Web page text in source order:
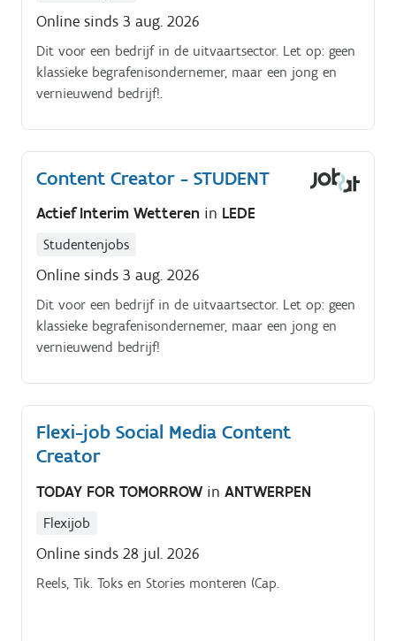
Online sinds 3 aug. 2026
Dit voor een bedrijf in de uitvaartsector. Let op: geen
klassieke begrafenisondernemer, maar een jong en
vernieuwend bedrijf!.
Content Creator - STUDENT
Actief Interim Wetteren in LEDE
Studentenjobs
Online sinds 3 aug. 2026
Dit voor een bedrijf in de uitvaartsector. Let op: geen
klassieke begrafenisondernemer, maar een jong en
vernieuwend bedrijf!
Flexi-job Social Media Content
Creator
TODAY FOR TOMORROW in ANTWERPEN
Flexijob
Online sinds 28 jul. 2026
Reels, Tik. Toks en Stories monteren (Cap.